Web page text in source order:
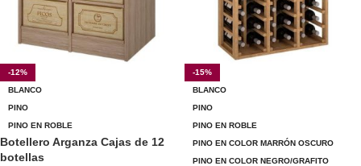
-12%
BLANCO
PINO
PINO EN ROBLE
Botellero Arganza Cajas de 12
botellas
-15%
BLANCO
PINO
PINO EN ROBLE
PINO EN COLOR MARRÓN OSCURO
PINO EN COLOR NEGRO/GRAFITO